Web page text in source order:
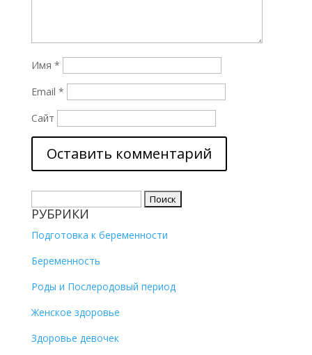
Имя *
Email *
Сайт
РУБРИКИ
Подготовка к беременности
Беременность
Роды и Послеродовый период
Женское здоровье
Здоровье девочек